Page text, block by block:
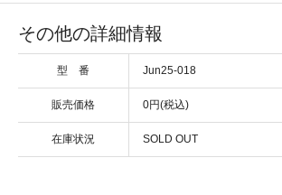
その他の詳細情報
型 番 Jun25-018
販売価格 0円(税込)
在庫状況 SOLD OUT